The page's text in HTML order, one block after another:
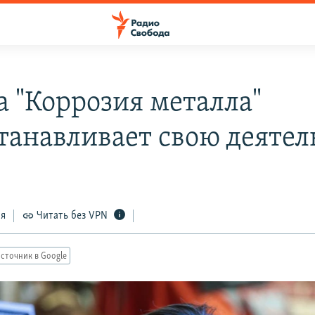
"Коррозия металла"
свою
Читать без VPN
в Google